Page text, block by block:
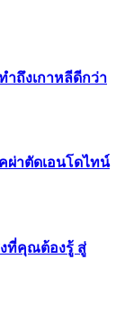
ำถึงเกาหลีดีกว่า
ผ่าตัดเอนโดไทน์
งที่คุณต้องรู้ สู่